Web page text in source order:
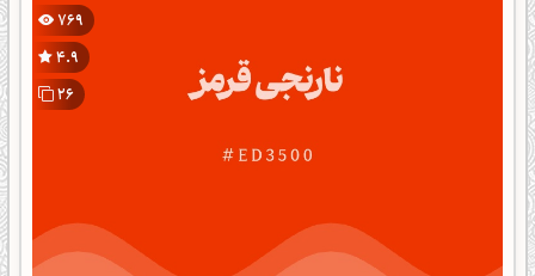
769
4.9
26